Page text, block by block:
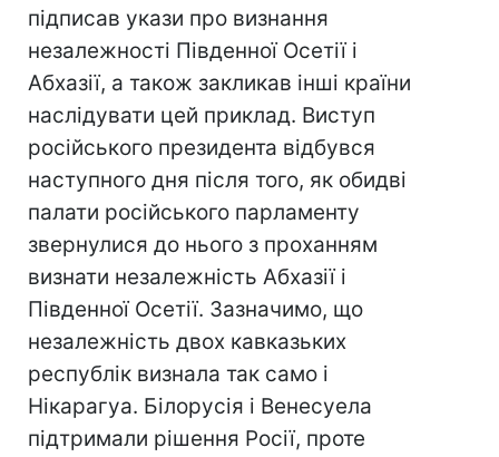
підписав укази про визнання
незалежності Південної Осетії і
Абхазії, а також закликав інші країни
наслідувати цей приклад. Виступ
російського президента відбувся
наступного дня після того, як обидві
палати російського парламенту
звернулися до нього з проханням
визнати незалежність Абхазії і
Південної Осетії. Зазначимо, що
незалежність двох кавказьких
республік визнала так само і
Нікарагуа. Білорусія і Венесуела
підтримали рішення Росії, проте